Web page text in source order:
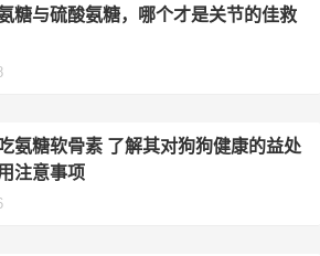
糖与硫酸氨糖，哪个才是关节的佳救
氨糖软骨素 了解其对狗狗健康的益处
注意事项